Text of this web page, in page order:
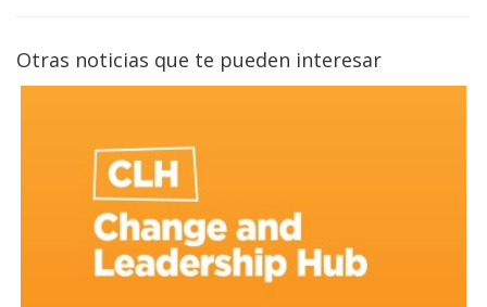
Otras noticias que te pueden interesar